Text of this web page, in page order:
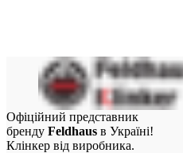
Офіційний представник
бренду Feldhaus в Україні!
Клінкер від виробника.